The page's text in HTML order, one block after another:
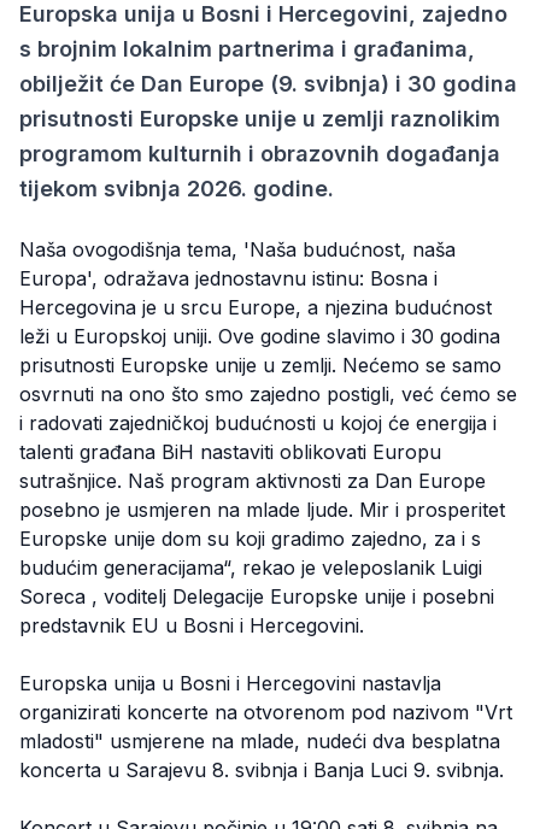
Europska unija u Bosni i Hercegovini, zajedno
s brojnim lokalnim partnerima i građanima,
obilježit će Dan Europe (9. svibnja) i 30 godina
prisutnosti Europske unije u zemlji raznolikim
programom kulturnih i obrazovnih događanja
tijekom svibnja 2026. godine.
Naša ovogodišnja tema, 'Naša budućnost, naša
Europa', odražava jednostavnu istinu: Bosna i
Hercegovina je u srcu Europe, a njezina budućnost
leži u Europskoj uniji. Ove godine slavimo i 30 godina
prisutnosti Europske unije u zemlji. Nećemo se samo
osvrnuti na ono što smo zajedno postigli, već ćemo se
i radovati zajedničkoj budućnosti u kojoj će energija i
talenti građana BiH nastaviti oblikovati Europu
sutrašnjice. Naš program aktivnosti za Dan Europe
posebno je usmjeren na mlade ljude. Mir i prosperitet
Europske unije dom su koji gradimo zajedno, za i s
budućim generacijama“, rekao je veleposlanik Luigi
Soreca , voditelj Delegacije Europske unije i posebni
predstavnik EU u Bosni i Hercegovini.
Europska unija u Bosni i Hercegovini nastavlja
organizirati koncerte na otvorenom pod nazivom "Vrt
mladosti" usmjerene na mlade, nudeći dva besplatna
koncerta u Sarajevu 8. svibnja i Banja Luci 9. svibnja.